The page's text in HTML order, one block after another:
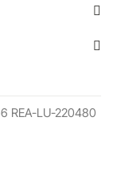
REA-LU-220480